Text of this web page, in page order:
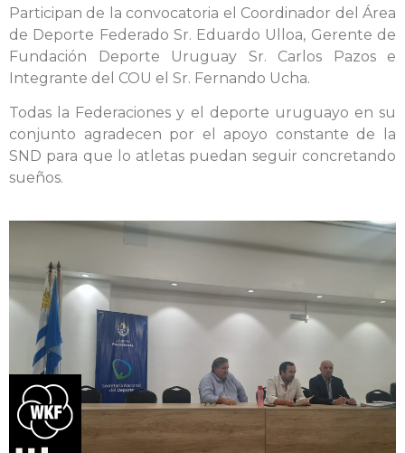
Participan de la convocatoria el Coordinador del Área
de Deporte Federado Sr. Eduardo Ulloa, Gerente de
Fundación Deporte Uruguay Sr. Carlos Pazos e
Integrante del COU el Sr. Fernando Ucha.
Todas la Federaciones y el deporte uruguayo en su
conjunto agradecen por el apoyo constante de la
SND para que lo atletas puedan seguir concretando
sueños.